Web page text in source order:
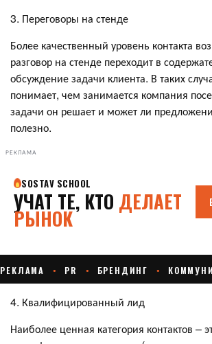
3. Переговоры на стенде
Более качественный уровень контакта
разговор на стенде переходит в
обсуждение задачи клиента. В таких
понимает, чем занимается компания
задачи он решает и может ли
полезно.
РЕКЛАМА
4. Квалифицированный лид
Наиболее ценная категория контактов –